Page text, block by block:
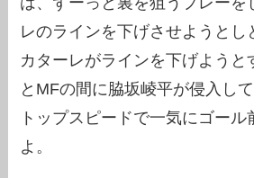
レのラインを下げさせようとし
カターレがラインを下げようと
とMFの間に脇坂崚平が侵入し
トップスピードで一気にゴー
よ。